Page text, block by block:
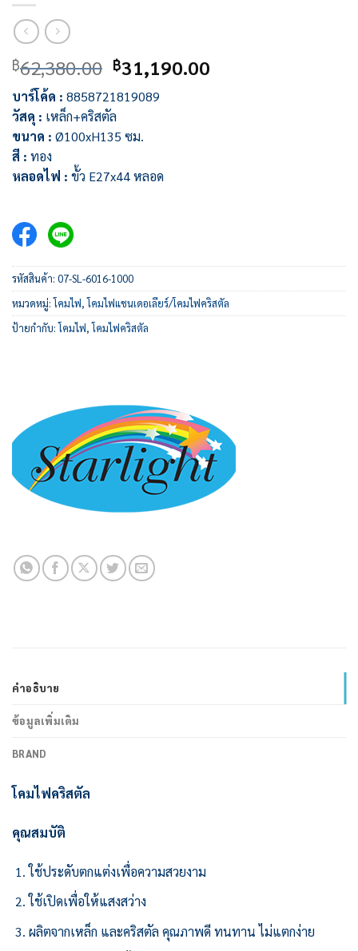
฿62,380.00 Original
price
was:
฿62,380.00.
฿31,190.00
บาร์โค้ด : 8858721819089
วัสดุ : เหล็ก+คริสตัล
ขนาด : Ø100xH135 ซม.
สี : ทอง
หลอดไฟ : ขั้ว E27x44 หลอด
รหัสสินค้า: 07-SL-6016-1000
หมวดหมู่:โคมไฟ,โคมไฟแชนเดอเลียร์/โคมไฟคริสตัล
ป้ายกำกับ:โคมไฟ,โคมไฟคริสตัล
คำอธิบาย
ข้อมูลเพิ่มเติม
BRAND
โคมไฟคริสตัล
คุณสมบัติ
ใช้ประดับตกแต่งเพื่อความสวยงาม
ใช้เปิดเพื่อให้แสงสว่าง
ผลิตจากเหล็ก และคริสตัล คุณภาพดี ทนทาน ไม่แตกง่าย